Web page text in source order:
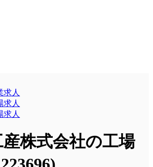
求人
求人
求人
産株式会社の工場